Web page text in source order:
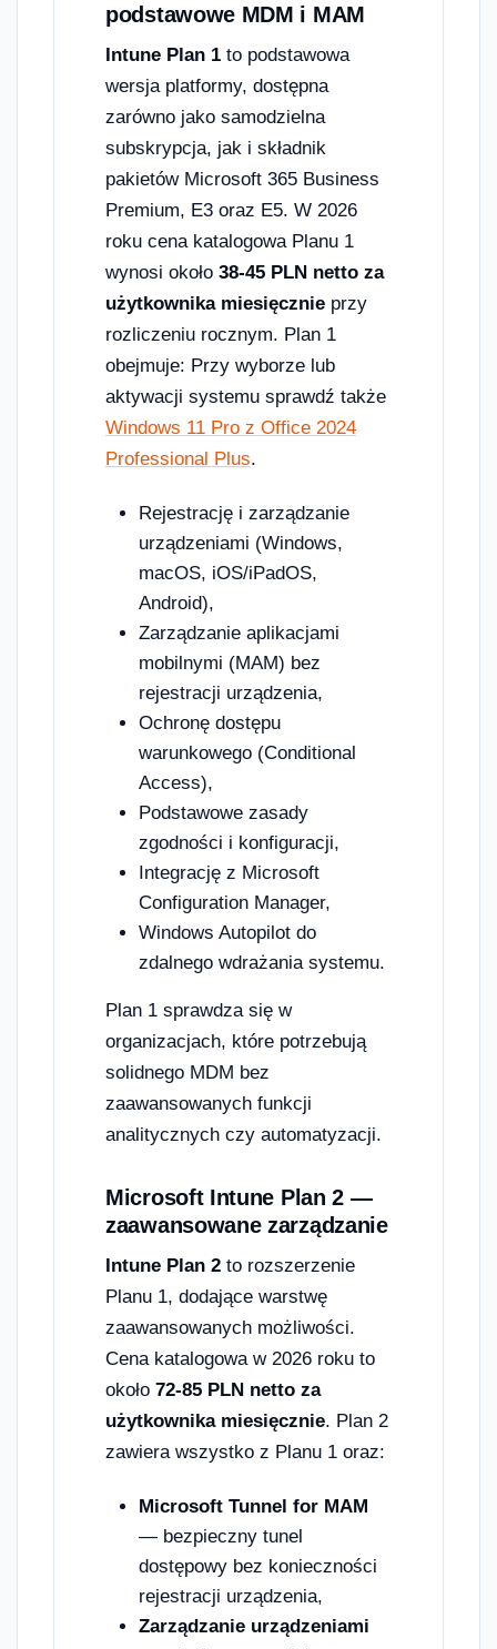
podstawowe MDM i MAM
Intune Plan 1 to podstawowa
wersja platformy, dostępna
zarówno jako samodzielna
subskrypcja, jak i składnik
pakietów Microsoft 365 Business
Premium, E3 oraz E5. W 2026
roku cena katalogowa Planu 1
wynosi około 38-45 PLN netto za
użytkownika miesięcznie przy
rozliczeniu rocznym. Plan 1
obejmuje: Przy wyborze lub
aktywacji systemu sprawdź także
Windows 11 Pro z Office 2024
Professional Plus.
Rejestrację i zarządzanie
urządzeniami (Windows,
macOS, iOS/iPadOS,
Android),
Zarządzanie aplikacjami
mobilnymi (MAM) bez
rejestracji urządzenia,
Ochronę dostępu
warunkowego (Conditional
Access),
Podstawowe zasady
zgodności i konfiguracji,
Integrację z Microsoft
Configuration Manager,
Windows Autopilot do
zdalnego wdrażania systemu.
Plan 1 sprawdza się w
organizacjach, które potrzebują
solidnego MDM bez
zaawansowanych funkcji
analitycznych czy automatyzacji.
Microsoft Intune Plan 2 —
zaawansowane zarządzanie
Intune Plan 2 to rozszerzenie
Planu 1, dodające warstwę
zaawansowanych możliwości.
Cena katalogowa w 2026 roku to
około 72-85 PLN netto za
użytkownika miesięcznie. Plan 2
zawiera wszystko z Planu 1 oraz:
Microsoft Tunnel for MAM
— bezpieczny tunel
dostępowy bez konieczności
rejestracji urządzenia,
Zarządzanie urządzeniami